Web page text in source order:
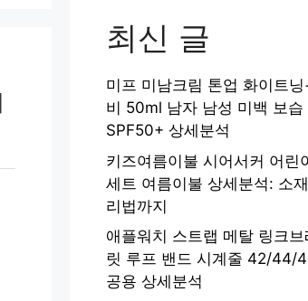
최신 글
미프 미남크림 톤업 화이트닝
비 50ml 남자 남성 미백 보습
SPF50+ 상세분석
키즈여름이불 시어서커 어린
세트 여름이불 상세분석: 소
리법까지
애플워치 스트랩 메탈 링크브
릿 루프 밴드 시계줄 42/44/
공용 상세분석